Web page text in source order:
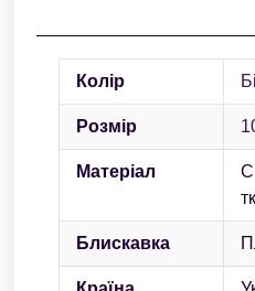
Колір
Розмір
Матеріал
Блискавка